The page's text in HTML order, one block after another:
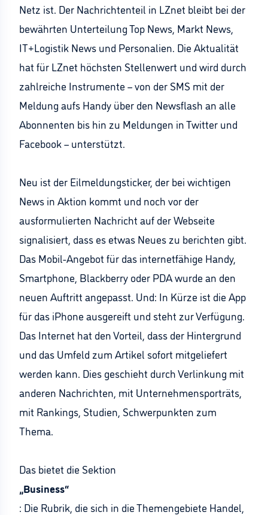
Netz ist. Der Nachrichtenteil in LZnet bleibt bei der
bewährten Unterteilung Top News, Markt News,
IT+Logistik News und Personalien. Die Aktualität
hat für LZnet höchsten Stellenwert und wird durch
zahlreiche Instrumente – von der SMS mit der
Meldung aufs Handy über den Newsflash an alle
Abonnenten bis hin zu Meldungen in Twitter und
Facebook – unterstützt.
Neu ist der Eilmeldungsticker, der bei wichtigen
News in Aktion kommt und noch vor der
ausformulierten Nachricht auf der Webseite
signalisiert, dass es etwas Neues zu berichten gibt.
Das Mobil-Angebot für das internetfähige Handy,
Smartphone, Blackberry oder PDA wurde an den
neuen Auftritt angepasst. Und: In Kürze ist die App
für das iPhone ausgereift und steht zur Verfügung.
Das Internet hat den Vorteil, dass der Hintergrund
und das Umfeld zum Artikel sofort mitgeliefert
werden kann. Dies geschieht durch Verlinkung mit
anderen Nachrichten, mit Unternehmensporträts,
mit Rankings, Studien, Schwerpunkten zum
Thema.
Das bietet die Sektion
„Business“
: Die Rubrik, die sich in die Themengebiete Handel,